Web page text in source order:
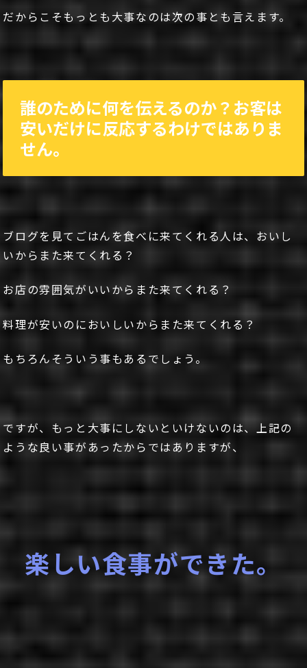
だからこそもっとも大事なのは次の事とも言えます。
誰のために何を伝えるのか？お客は
安いだけに反応するわけではありま
せん。
ブログを見てごはんを食べに来てくれる人は、おいし
いからまた来てくれる？
お店の雰囲気がいいからまた来てくれる？
料理が安いのにおいしいからまた来てくれる？
もちろんそういう事もあるでしょう。
ですが、もっと大事にしないといけないのは、上記の
ような良い事があったからではありますが、
楽しい食事ができた。